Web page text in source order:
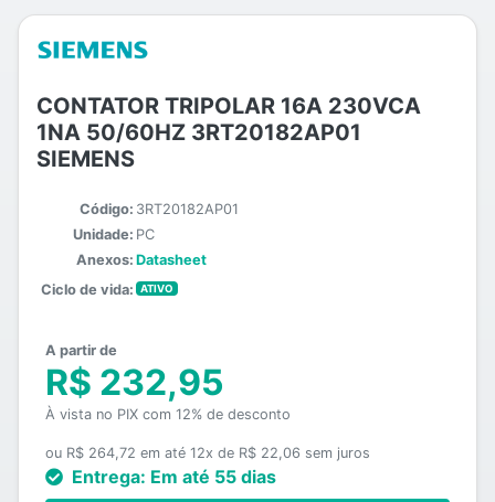
CONTATOR TRIPOLAR 16A 230VCA
1NA 50/60HZ 3RT20182AP01
SIEMENS
Código: 3RT20182AP01
Unidade: PC
Anexos: Datasheet
Ciclo de vida:
ATIVO
A partir de
R$ 232,95
À vista no PIX com 12% de desconto
ou R$ 264,72 em até 12x de R$ 22,06 sem juros
Entrega: Em até 55 dias